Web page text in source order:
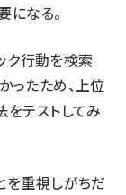
になる。
ク行動を検索
ったため、上位
テストしてみ
重視しがちだ